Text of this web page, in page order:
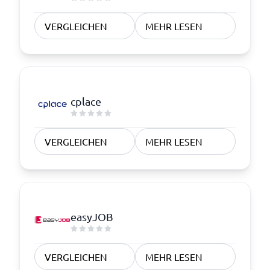
VERGLEICHEN MEHR LESEN
cplace
VERGLEICHEN MEHR LESEN
easyJOB
VERGLEICHEN MEHR LESEN